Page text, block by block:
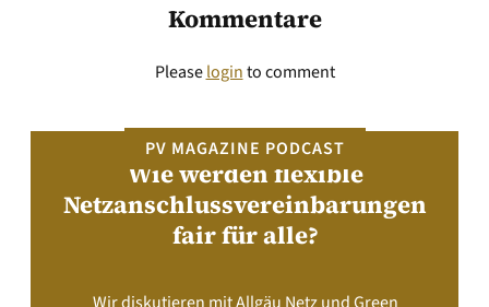
Kommentare
Pleaseloginto comment
PV MAGAZINE PODCAST
Wie werden flexible
Netzanschlussvereinbarungen
fair für alle?
Wir diskutieren mit Allgäu Netz und Green